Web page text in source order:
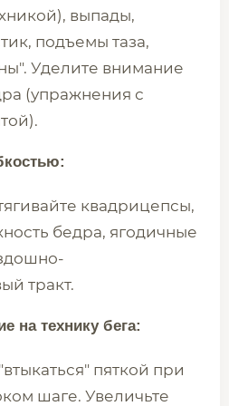
выпады,
подъемы таза,
Уделите внимание
(упражнения с
квадрицепсы,
бедра, ягодичные
тракт.
на технику бега:
пяткой при
шаге. Увеличьте